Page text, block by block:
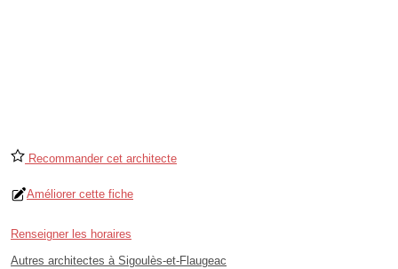
Recommander cet architecte
Améliorer cette fiche
Renseigner les horaires
Autres architectes à Sigoulès-et-Flaugeac